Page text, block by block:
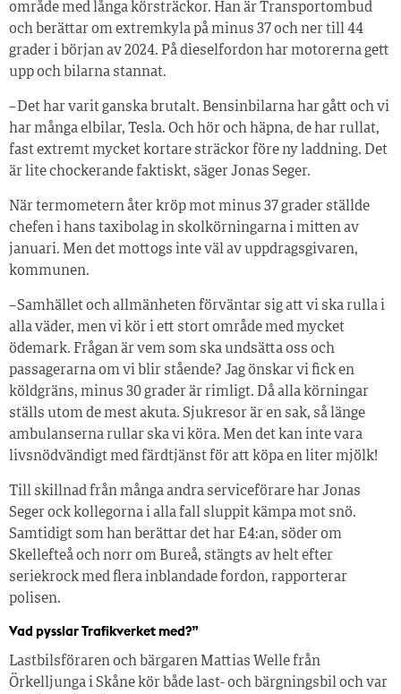
område med långa körsträckor. Han är Transportombud
och berättar om extremkyla på minus 37 och ner till 44
grader i början av 2024. På dieselfordon har motorerna gett
upp och bilarna stannat.
– Det har varit ganska brutalt. Bensinbilarna har gått och vi
har många elbilar, Tesla. Och hör och häpna, de har rullat,
fast extremt mycket kortare sträckor före ny laddning. Det
är lite chockerande faktiskt, säger Jonas Seger.
När termometern åter kröp mot minus 37 grader ställde
chefen i hans taxibolag in skolkörningarna i mitten av
januari. Men det mottogs inte väl av uppdragsgivaren,
kommunen.
– Samhället och allmänheten förväntar sig att vi ska rulla i
alla väder, men vi kör i ett stort område med mycket
ödemark. Frågan är vem som ska undsätta oss och
passagerarna om vi blir stående? Jag önskar vi fick en
köldgräns, minus 30 grader är rimligt. Då alla körningar
ställs utom de mest akuta. Sjukresor är en sak, så länge
ambulanserna rullar ska vi köra. Men det kan inte vara
livsnödvändigt med färdtjänst för att köpa en liter mjölk!
Till skillnad från många andra serviceförare har Jonas
Seger ock kollegorna i alla fall sluppit kämpa mot snö.
Samtidigt som han berättar det har E4:an, söder om
Skellefteå och norr om Bureå, stängts av helt efter
seriekrock med flera inblandade fordon, rapporterar
polisen.
Vad pysslar Trafikverket med?”
Lastbilsföraren och bärgaren Mattias Welle från
Örkelljunga i Skåne kör både last- och bärgningsbil och var